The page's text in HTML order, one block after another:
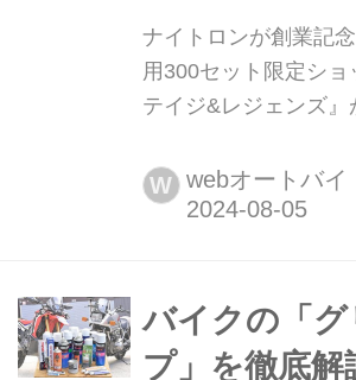
ナイトロンが創業記
用300セット限定ショ
テイジ&レジェンズ』
ン「NITRON MONO
LIMITED EDITION」
W webオートバイ
バイクの「グ
プ」を徹底解